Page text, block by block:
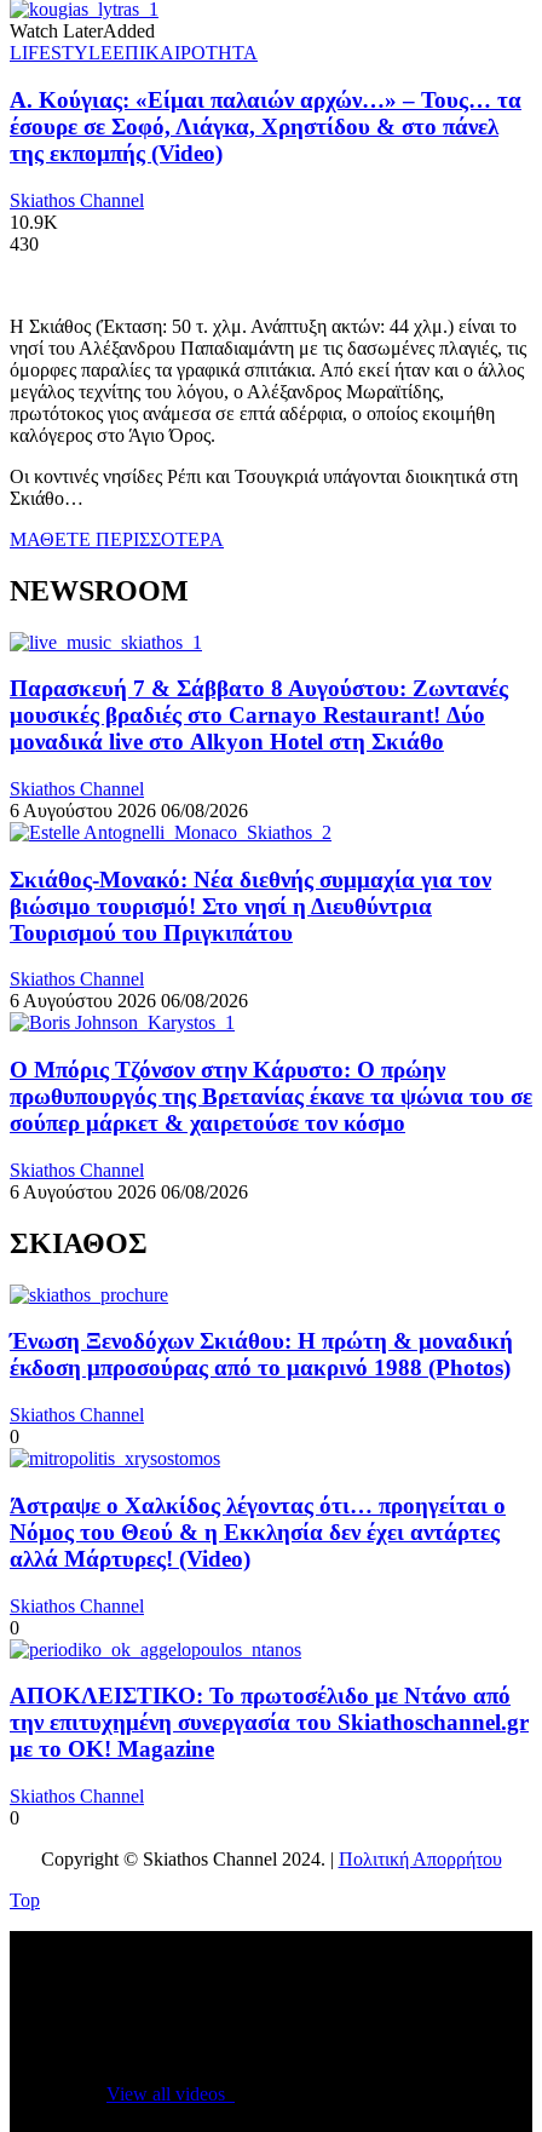
Watch LaterAdded
LIFESTYLEΕΠΙΚΑΙΡΟΤΗΤΑ
Α. Κούγιας: «Είμαι παλαιών αρχών…» – Τους… τα
έσουρε σε Σοφό, Λιάγκα, Χρηστίδου & στο πάνελ
της εκπομπής (Video)
Skiathos Channel
10.9K
430
Η Σκιάθος (Έκταση: 50 τ. χλμ. Ανάπτυξη ακτών: 44 χλμ.) είναι το
νησί του Αλέξανδρου Παπαδιαμάντη με τις δασωμένες πλαγιές, τις
όμορφες παραλίες τα γραφικά σπιτάκια. Από εκεί ήταν και ο άλλος
μεγάλος τεχνίτης του λόγου, ο Αλέξανδρος Μωραϊτίδης,
πρωτότοκος γιος ανάμεσα σε επτά αδέρφια, ο οποίος εκοιμήθη
καλόγερος στο Άγιο Όρος.
Οι κοντινές νησίδες Ρέπι και Τσουγκριά υπάγονται διοικητικά στη
Σκιάθο…
ΜΑΘΕΤΕ ΠΕΡΙΣΣΟΤΕΡΑ
NEWSROOM
Παρασκευή 7 & Σάββατο 8 Αυγούστου: Ζωντανές
μουσικές βραδιές στο Carnayo Restaurant! Δύο
μοναδικά live στο Alkyon Hotel στη Σκιάθο
Skiathos Channel
6 Αυγούστου 2026 06/08/2026
Σκιάθος-Μονακό: Νέα διεθνής συμμαχία για τον
βιώσιμο τουρισμό! Στο νησί η Διευθύντρια
Τουρισμού του Πριγκιπάτου
Skiathos Channel
6 Αυγούστου 2026 06/08/2026
Ο Μπόρις Τζόνσον στην Κάρυστο: Ο πρώην
πρωθυπουργός της Βρετανίας έκανε τα ψώνια του σε
σούπερ μάρκετ & χαιρετούσε τον κόσμο
Skiathos Channel
6 Αυγούστου 2026 06/08/2026
ΣΚΙΑΘΟΣ
Ένωση Ξενοδόχων Σκιάθου: Η πρώτη & μοναδική
έκδοση μπροσούρας από το μακρινό 1988 (Photos)
Skiathos Channel
0
Άστραψε ο Χαλκίδος λέγοντας ότι… προηγείται ο
Νόμος του Θεού & η Εκκλησία δεν έχει αντάρτες
αλλά Μάρτυρες! (Video)
Skiathos Channel
0
ΑΠΟΚΛΕΙΣΤΙΚΟ: Το πρωτοσέλιδο με Ντάνο από
την επιτυχημένη συνεργασία του Skiathoschannel.gr
με το OK! Magazine
Skiathos Channel
0
Copyright © Skiathos Channel 2024. | Πολιτική Απορρήτου
Top
View all videos